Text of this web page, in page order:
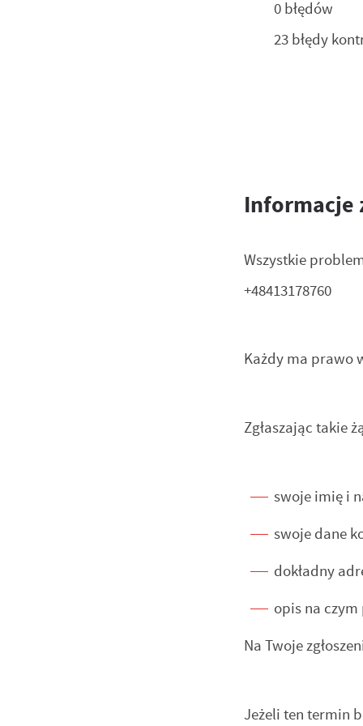
0 błędów
23 błędy
Informacje
Wszystkie
+48413178760
Każdy ma prawo
Zgłaszając takie
swoje imię i
swoje dane
dokładny
opis na
Na Twoje
Jeżeli ten termin